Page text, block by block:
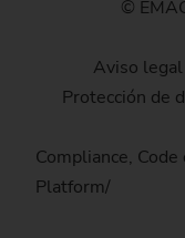
©
Aviso legal
Protección de
Compliance,
Platform